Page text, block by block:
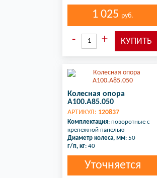
1 025 руб.
Колесная опора
A100.A85.050
АРТИКУЛ: 120837
Комплектация: поворотные с
крепежной панелью
Диаметр колеса, мм: 50
г/п, кг: 40
Уточняется